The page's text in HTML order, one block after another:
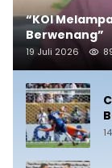
“KOI
Berwenang”
19 Juli 2026